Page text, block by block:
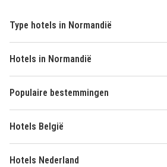
Type hotels in Normandië
Hotels in Normandië
Populaire bestemmingen
Hotels België
Hotels Nederland